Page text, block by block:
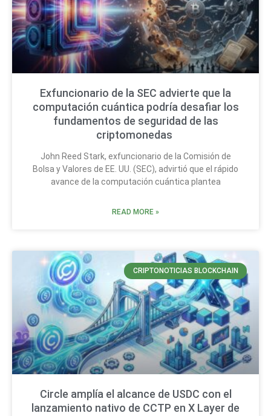
Exfuncionario de la SEC advierte que la
computación cuántica podría desafiar los
fundamentos de seguridad de las
criptomonedas
John Reed Stark, exfuncionario de la Comisión de
Bolsa y Valores de EE. UU. (SEC), advirtió que el rápido
avance de la computación cuántica plantea
READ MORE »
CRIPTONOTICIAS BLOCKCHAIN
Circle amplía el alcance de USDC con el
lanzamiento nativo de CCTP en X Layer de